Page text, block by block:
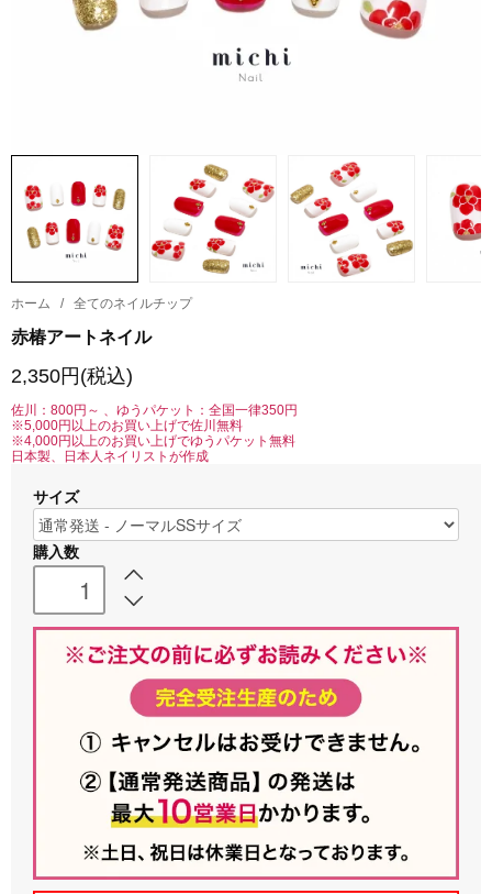
ホーム / 全てのネイルチップ
赤椿アートネイル
2,350円(税込)
佐川：800円～ 、ゆうパケット：全国一律350円
※5,000円以上のお買い上げで佐川無料
※4,000円以上のお買い上げでゆうパケット無料
日本製、日本人ネイリストが作成
サイズ
購入数